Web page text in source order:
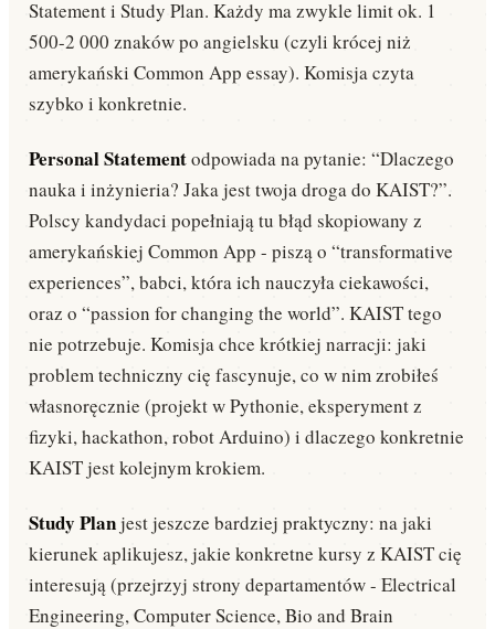
Statement i Study Plan. Każdy ma zwykle limit ok. 1
500-2 000 znaków po angielsku (czyli krócej niż
amerykański Common App essay). Komisja czyta
szybko i konkretnie.
Personal Statementodpowiada na pytanie: “Dlaczego
nauka i inżynieria? Jaka jest twoja droga do KAIST?”.
Polscy kandydaci popełniają tu błąd skopiowany z
amerykańskiej Common App - piszą o “transformative
experiences”, babci, która ich nauczyła ciekawości,
oraz o “passion for changing the world”. KAIST tego
nie potrzebuje. Komisja chce krótkiej narracji: jaki
problem techniczny cię fascynuje, co w nim zrobiłeś
własnoręcznie (projekt w Pythonie, eksperyment z
fizyki, hackathon, robot Arduino) i dlaczego konkretnie
KAIST jest kolejnym krokiem.
Study Planjest jeszcze bardziej praktyczny: na jaki
kierunek aplikujesz, jakie konkretne kursy z KAIST cię
interesują (przejrzyj strony departamentów - Electrical
Engineering, Computer Science, Bio and Brain